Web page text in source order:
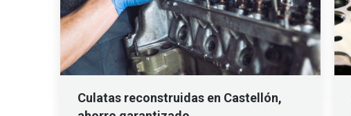
Culatas reconstruidas en Castellón,